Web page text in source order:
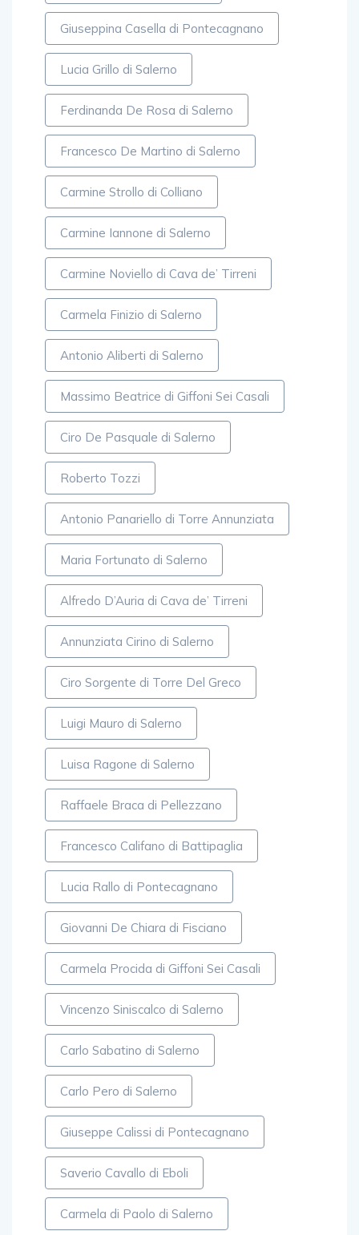
Giuseppina Casella di Pontecagnano
Lucia Grillo di Salerno
Ferdinanda De Rosa di Salerno
Francesco De Martino di Salerno
Carmine Strollo di Colliano
Carmine Iannone di Salerno
Carmine Noviello di Cava de’ Tirreni
Carmela Finizio di Salerno
Antonio Aliberti di Salerno
Massimo Beatrice di Giffoni Sei Casali
Ciro De Pasquale di Salerno
Roberto Tozzi
Antonio Panariello di Torre Annunziata
Maria Fortunato di Salerno
Alfredo D’Auria di Cava de’ Tirreni
Annunziata Cirino di Salerno
Ciro Sorgente di Torre Del Greco
Luigi Mauro di Salerno
Luisa Ragone di Salerno
Raffaele Braca di Pellezzano
Francesco Califano di Battipaglia
Lucia Rallo di Pontecagnano
Giovanni De Chiara di Fisciano
Carmela Procida di Giffoni Sei Casali
Vincenzo Siniscalco di Salerno
Carlo Sabatino di Salerno
Carlo Pero di Salerno
Giuseppe Calissi di Pontecagnano
Saverio Cavallo di Eboli
Carmela di Paolo di Salerno